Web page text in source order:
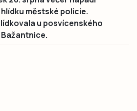
městské policie.
u posvícenského